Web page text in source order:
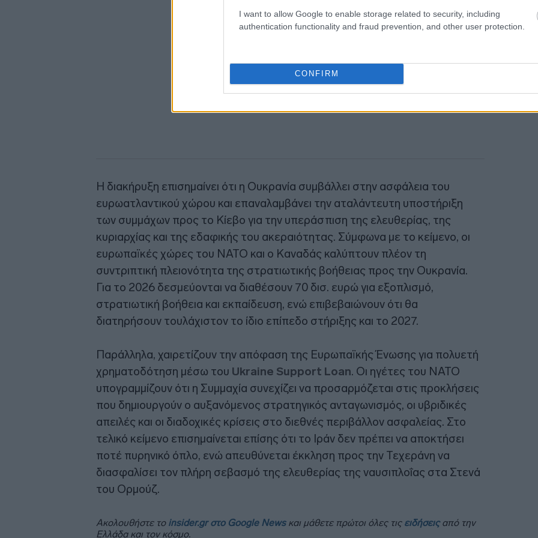
I want to allow Google to enable storage related to security, including
authentication functionality and fraud prevention, and other user protection.
CONFIRM
Η διακήρυξη επισημαίνει ότι η Ουκρανία συμβάλλει στην ασφάλεια του
ευρωατλαντικού χώρου και επαναλαμβάνει την αταλάντευτη υποστήριξη
των συμμάχων προς το Κίεβο για την υπεράσπιση της ελευθερίας, της
κυριαρχίας και της εδαφικής του ακεραιότητας. Σύμφωνα με το κείμενο, οι
ευρωπαϊκές χώρες του ΝΑΤΟ και ο Καναδάς καλύπτουν πλέον τη
συντριπτική πλειονότητα της στρατιωτικής βοήθειας προς την Ουκρανία.
Για το 2026 δεσμεύονται να διαθέσουν 70 δισ. ευρώ για εξοπλισμό,
στρατιωτική βοήθεια και εκπαίδευση, ενώ επιβεβαιώνουν ότι θα
διατηρήσουν τουλάχιστον το ίδιο επίπεδο στήριξης και το 2027.
Παράλληλα, χαιρετίζουν την απόφαση της Ευρωπαϊκής Ένωσης για πολυετή
χρηματοδότηση μέσω του Ukraine Support Loan. Οι ηγέτες του ΝΑΤΟ
υπογραμμίζουν ότι η Συμμαχία συνεχίζει να προσαρμόζεται στις προκλήσεις
που δημιουργούν ο αυξανόμενος στρατηγικός ανταγωνισμός, οι υβριδικές
απειλές και οι διαδοχικές κρίσεις στο διεθνές περιβάλλον ασφαλείας. Στο
τελικό κείμενο επισημαίνεται επίσης ότι το Ιράν δεν πρέπει να αποκτήσει
ποτέ πυρηνικό όπλο, ενώ απευθύνεται έκκληση προς την Τεχεράνη να
διασφαλίσει τον πλήρη σεβασμό της ελευθερίας της ναυσιπλοΐας στα Στενά
του Ορμούζ.
Ακολουθήστε το insider.gr στο Google Newsκαι μάθετε πρώτοι όλες τις ειδήσειςαπό την
Ελλάδα και τον κόσμο.